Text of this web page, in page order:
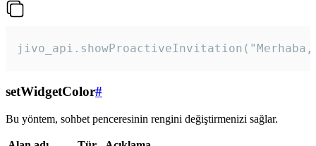
setWidgetColor#
Bu yöntem, sohbet penceresinin rengini değiştirmenizi sağlar.